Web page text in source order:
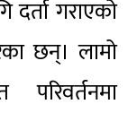
दर्ता गराएको
छन्। लामो
परिवर्तनमा